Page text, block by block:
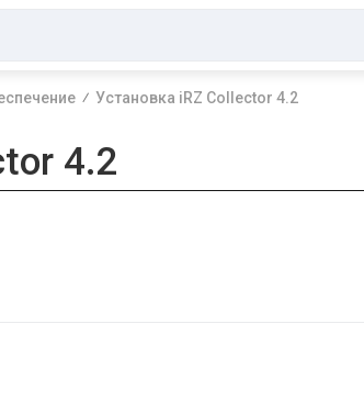
Установка iRZ Collector 4.2
4.2